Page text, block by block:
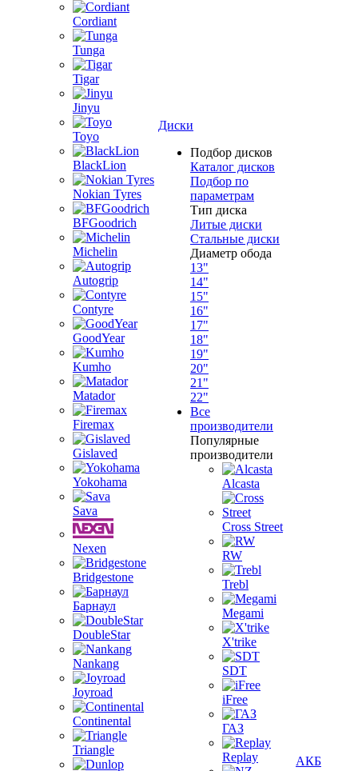
Cordiant
Tunga
Tigar
Jinyu
Toyo
BlackLion
Nokian Tyres
BFGoodrich
Michelin
Autogrip
Contyre
GoodYear
Kumho
Matador
Firemax
Gislaved
Yokohama
Sava
Nexen
Bridgestone
Барнаул
DoubleStar
Nankang
Joyroad
Continental
Triangle
Диски
Подбор дисков
Каталог дисков
Подбор по
параметрам
Тип диска
Литые диски
Стальные диски
Диаметр обода
13"
14"
15"
16"
17"
18"
19"
20"
21"
22"
Все
производители
Популярные
производители
Alcasta
Cross Street
RW
Trebl
Megami
X'trike
SDT
iFree
ГАЗ
Replay АКБ